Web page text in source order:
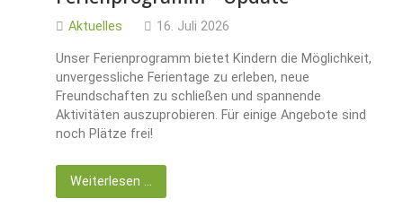
Aktuelles 16. Juli 2026
Unser Ferienprogramm bietet Kindern die Möglichkeit,
unvergessliche Ferientage zu erleben, neue
Freundschaften zu schließen und spannende
Aktivitäten auszuprobieren. Für einige Angebote sind
noch Plätze frei!
Weiterlesen …